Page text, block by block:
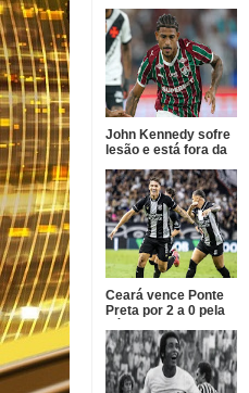
John Kennedy sofre
lesão e está fora da
Fluminense
Ceará vence Ponte
Preta por 2 a 0 pela